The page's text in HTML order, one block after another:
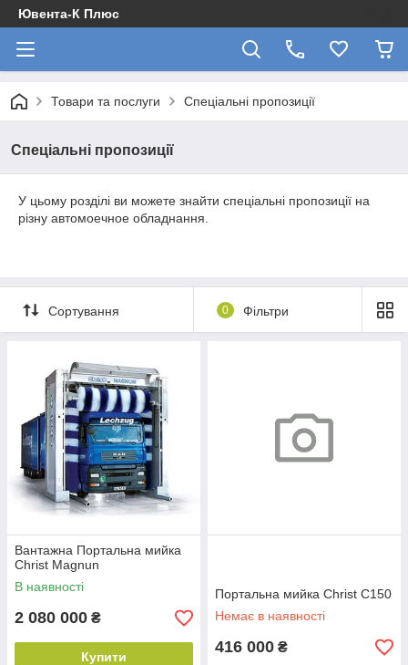
Ювента-К Плюс
Товари та послуги Спеціальні пропозиції
Спеціальні пропозиції
У цьому розділі ви можете знайти спеціальні пропозиції на
різну автомоечное обладнання.
Сортування 0 Фільтри
Вантажна Портальна мийка
Christ Magnun
В наявності
2 080 000 ₴
Купити
Портальна мийка Christ C150
Немає в наявності
416 000 ₴